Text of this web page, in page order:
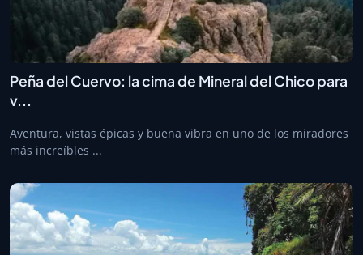
Peña del Cuervo: la cima de Mineral del Chico para
v...
Aventura, vistas épicas y buena vibra en uno de los miradores
más increíbles ...